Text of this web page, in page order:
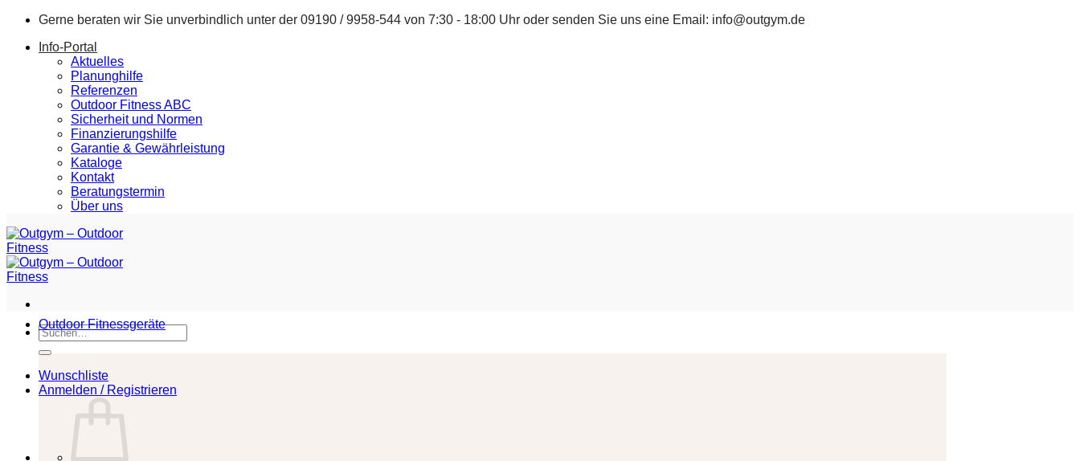
Zum
springen
Gerne beraten wir Sie unverbindlich unter der 09190 / 9958-544 von 7:30 - 18:00 Uhr oder senden Sie uns eine Email: info@outgym.de
Info-Portal
Aktuelles
Planunghilfe
Referenzen
Outdoor Fitness ABC
Sicherheit und Normen
Finanzierungshilfe
Garantie & Gewährleistung
Kataloge
Kontakt
Beratungstermin
Über uns
Suchen
nach:
Wunschliste
Anmelden / Registrieren
Outdoor Fitnessgeräte